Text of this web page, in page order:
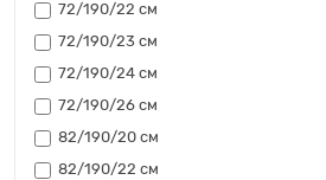
72/190/22 см
72/190/23 см
72/190/24 см
72/190/26 см
82/190/20 см
82/190/22 см